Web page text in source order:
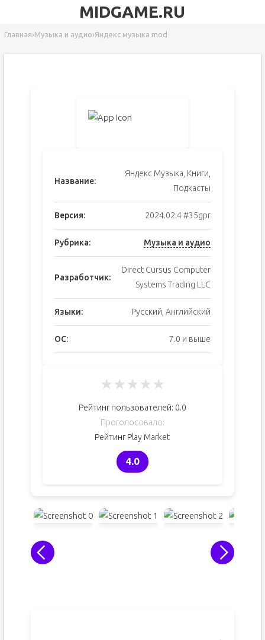
MIDGAME.RU
Главная›Музыка и аудио›Яндекс музыка mod
Название:
Яндекс Музыка, Книги,
Подкасты
Версия: 2024.02.4 #35gpr
Рубрика: Музыка и аудио
Разработчик:
Direct Cursus Computer
Systems Trading LLC
Языки: Русский, Английский
ОС: 7.0 и выше
★★★★★
Рейтинг пользователей: 0.0
Проголосовало:
Рейтинг Play Market
4.0